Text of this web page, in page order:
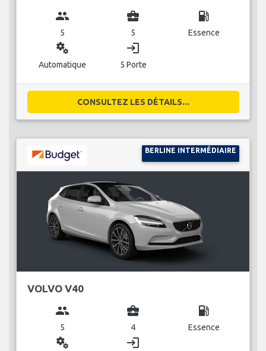
group
5
business_center
5
local_gas_station
Essence
miscellaneous_services
Automatique
login
5 Porte
CONSULTEZ LES DÉTAILS...
BERLINE INTERMÉDIAIRE
VOLVO V40
group
5
business_center
4
local_gas_station
Essence
miscellaneous_services login